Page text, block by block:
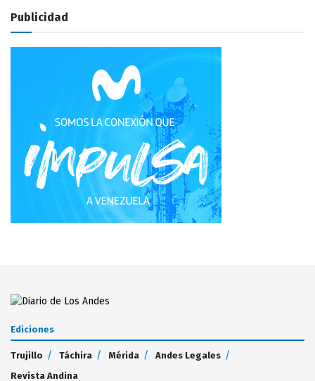
Publicidad
Ediciones
Trujillo Táchira Mérida
Andes Legales
Revista Andina